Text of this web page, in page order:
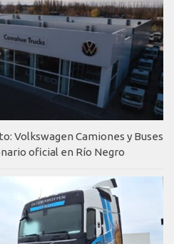
Volkswagen Camiones y Buses
oficial en Río Negro